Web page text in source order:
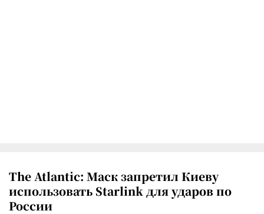
The Atlantic: Маск запретил Киеву
использовать Starlink для ударов по
России